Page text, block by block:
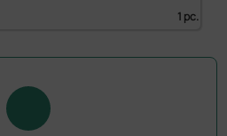
1 pc.